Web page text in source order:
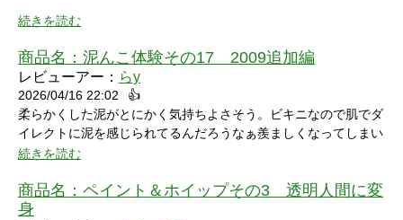
シャワーシーンで「お腹にぶつけられたら声出ちゃうだろうな」
と思っていたところにパイをちょうどぶつけられ「予想が当たっ
たw」と笑ってしまいました。リアクションもクールな見た目に
い悔しさを滲ませながら罰ゲームを受けている姿にドキドキして
しまいました。
続きを読む
商品名： 泥んこ体験その17 2009追加編
レビューアー： らy
2026/04/16 22:02
👍
柔らかくした泥がとにかく気持ちよさそう。ビキニなので肌でダ
イレクトに泥を感じられてるんだろうなぁ羨ましくなってしまい
ました。
続きを読む
商品名： ペイント＆ホイップその3 透明人間に変
身